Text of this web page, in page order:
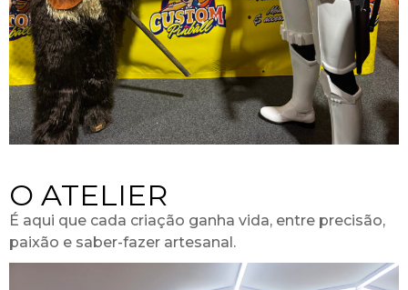
O ATELIER
É aqui que cada criação ganha vida, entre precisão,
paixão e saber-fazer artesanal.